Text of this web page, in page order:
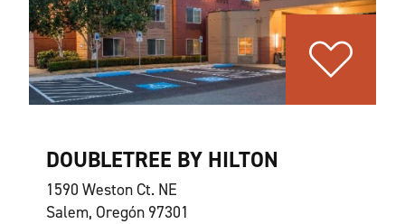
DOUBLETREE BY HILTON
1590 Weston Ct. NE
Salem, Oregón 97301